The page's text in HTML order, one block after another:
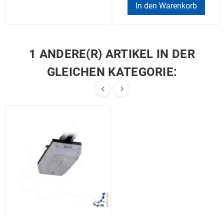
In den Warenkorb
1 ANDERE(R) ARTIKEL IN DER
GLEICHEN KATEGORIE:
 